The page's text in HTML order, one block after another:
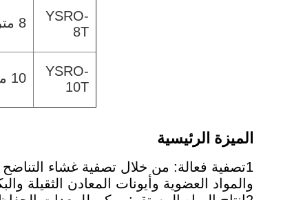
YSRO-
8T
8 متر / ساعة
YSRO-
10T
10 متر3/ساعة
الميزة الرئيسية
1تصفية فعالة: من خلال تصفية غشاء
والمواد العضوية وأيونات المعادن الثقيلة